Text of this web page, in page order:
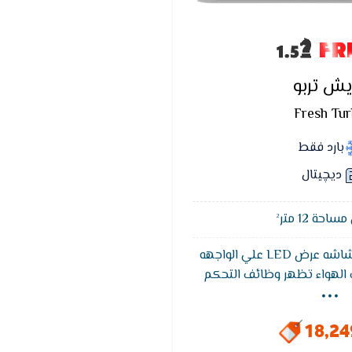
تربو
Fresh
بارد فقط
ديچيتال
12 متر²
يتميز تكييف فريش بشاشه عرض LED علي الواجهه
الهواء تظهر وظائف التحكم
خاصيه التشخيص الذاتي
كود يكون مترجم في كتالوج
العميل
...